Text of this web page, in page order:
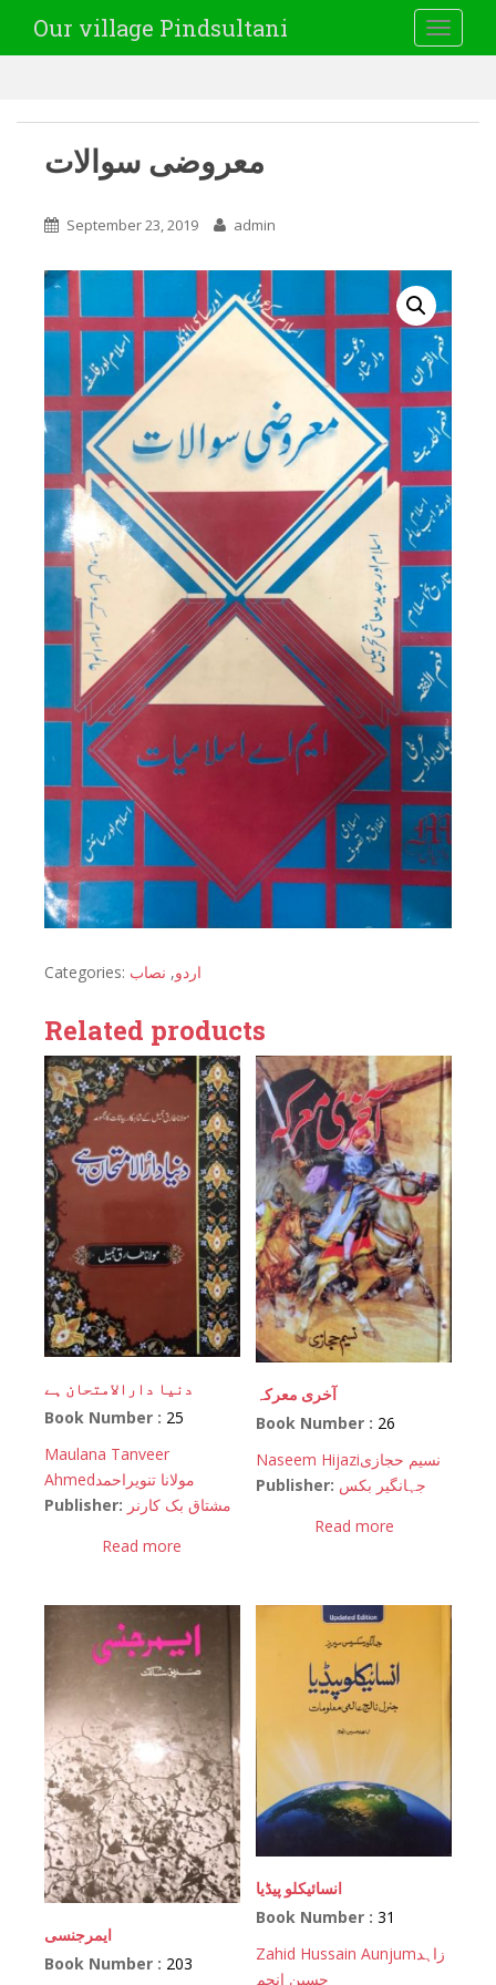
Our village Pindsultani
معروضی سوالات
September 23, 2019 admin
Categories: اردو, نصاب
Related products
دنیا دارالامتحان ہے
Book Number : 25
Maulana Tanveer
Ahmedمولانا تنویراحمد
Publisher: مشتاق بک کارنر
Read more
آخری معرکہ
Book Number : 26
Naseem Hijaziنسیم حجازی
Publisher: جہانگیر بکس
Read more
ایمرجنسی
Book Number : 203
انسائیکلو پیڈیا
Book Number :31
Zahid Hussain Aunjumزاہد
حسین انجم